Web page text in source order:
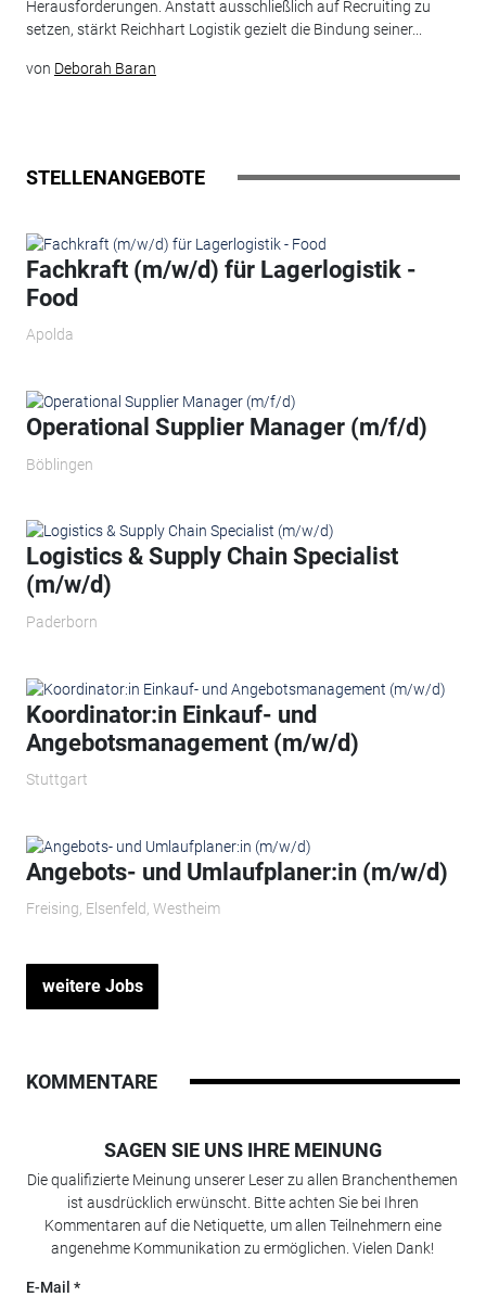
Herausforderungen. Anstatt ausschließlich auf Recruiting zu
setzen, stärkt Reichhart Logistik gezielt die Bindung seiner...
von Deborah Baran
STELLENANGEBOTE
Fachkraft (m/w/d) für Lagerlogistik -
Food
Apolda
Operational Supplier Manager (m/f/d)
Böblingen
Logistics & Supply Chain Specialist
(m/w/d)
Paderborn
Koordinator:in Einkauf- und
Angebotsmanagement (m/w/d)
Stuttgart
Angebots- und Umlaufplaner:in (m/w/d)
Freising, Elsenfeld, Westheim
weitere Jobs
KOMMENTARE
SAGEN SIE UNS IHRE MEINUNG
Die qualifizierte Meinung unserer Leser zu allen Branchenthemen
ist ausdrücklich erwünscht. Bitte achten Sie bei Ihren
Kommentaren auf die Netiquette, um allen Teilnehmern eine
angenehme Kommunikation zu ermöglichen. Vielen Dank!
E-Mail